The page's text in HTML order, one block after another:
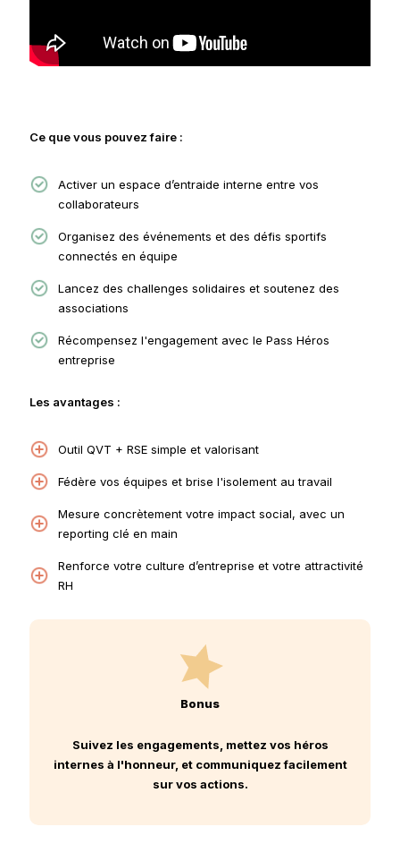
Ce que vous pouvez faire :
Activer un espace d’entraide interne entre vos
collaborateurs
Organisez des événements et des défis sportifs
connectés en équipe
Lancez des challenges solidaires et soutenez des
associations
Récompensez l'engagement avec le Pass Héros
entreprise
Les avantages :
Outil QVT + RSE simple et valorisant
Fédère vos équipes et brise l'isolement au travail
Mesure concrètement votre impact social, avec un
reporting clé en main
Renforce votre culture d’entreprise et votre attractivité
RH
Bonus
Suivez les engagements, mettez vos héros
internes à l'honneur, et communiquez facilement
sur vos actions.